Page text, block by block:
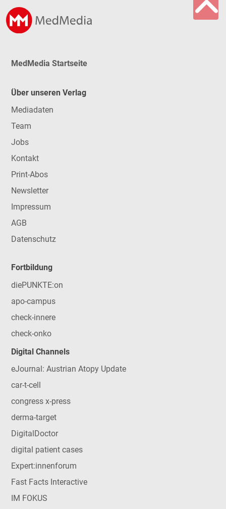
MedMedia Startseite
Über unseren Verlag
Mediadaten
Team
Jobs
Kontakt
Print-Abos
Newsletter
Impressum
AGB
Datenschutz
Fortbildung
diePUNKTE:on
apo-campus
check-innere
check-onko
Digital Channels
eJournal: Austrian Atopy Update
car-t-cell
congress x-press
derma-target
DigitalDoctor
digital patient cases
Expert:innenforum
Fast Facts Interactive
IM FOKUS